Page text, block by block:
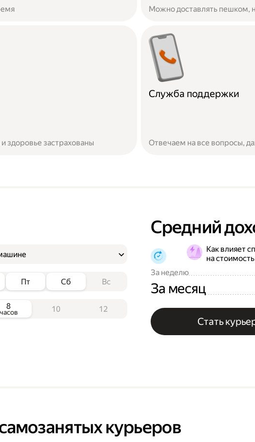
Можно доставлять пешком,
здоровье застрахованы
Служба поддержки
Отвечаем на все вопросы,
Пт Сб Вс
8
часов 10 12
Средний
Как влияет
на
За неделю
За месяц
Стать
курьеров